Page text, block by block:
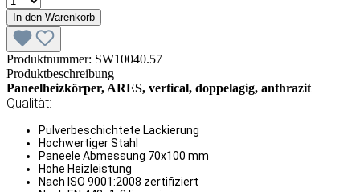
In den Warenkorb
Produktnummer: SW10040.57
Produktbeschreibung
Paneelheizkörper, ARES, vertical, doppelagig, anthrazit
Qualität:
Pulverbeschichtete Lackierung
Hochwertiger Stahl
Paneele Abmessung 70x100 mm
Hohe Heizleistung
Nach ISO 9001:2008 zertifiziert